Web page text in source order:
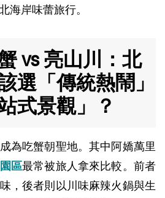
海岸味蕾旅行。
vs 亮山川：北
選「傳統熱鬧」
式景觀」？
為吃蟹朝聖地。其中阿嬌萬里
區最常被旅人拿來比較。前者
，後者則以川味麻辣火鍋與生